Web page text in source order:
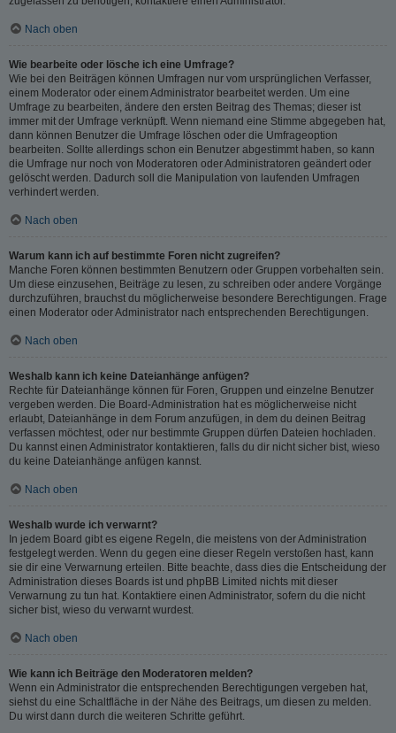
Nach oben
Wie bearbeite oder lösche ich eine Umfrage?
Wie bei den Beiträgen können Umfragen nur vom ursprünglichen Verfasser,
einem Moderator oder einem Administrator bearbeitet werden. Um eine
Umfrage zu bearbeiten, ändere den ersten Beitrag des Themas; dieser ist
immer mit der Umfrage verknüpft. Wenn niemand eine Stimme abgegeben hat,
dann können Benutzer die Umfrage löschen oder die Umfrageoption
bearbeiten. Sollte allerdings schon ein Benutzer abgestimmt haben, so kann
die Umfrage nur noch von Moderatoren oder Administratoren geändert oder
gelöscht werden. Dadurch soll die Manipulation von laufenden Umfragen
verhindert werden.
Nach oben
Warum kann ich auf bestimmte Foren nicht zugreifen?
Manche Foren können bestimmten Benutzern oder Gruppen vorbehalten sein.
Um diese einzusehen, Beiträge zu lesen, zu schreiben oder andere Vorgänge
durchzuführen, brauchst du möglicherweise besondere Berechtigungen. Frage
einen Moderator oder Administrator nach entsprechenden Berechtigungen.
Nach oben
Weshalb kann ich keine Dateianhänge anfügen?
Rechte für Dateianhänge können für Foren, Gruppen und einzelne Benutzer
vergeben werden. Die Board-Administration hat es möglicherweise nicht
erlaubt, Dateianhänge in dem Forum anzufügen, in dem du deinen Beitrag
verfassen möchtest, oder nur bestimmte Gruppen dürfen Dateien hochladen.
Du kannst einen Administrator kontaktieren, falls du dir nicht sicher bist, wieso
du keine Dateianhänge anfügen kannst.
Nach oben
Weshalb wurde ich verwarnt?
In jedem Board gibt es eigene Regeln, die meistens von der Administration
festgelegt werden. Wenn du gegen eine dieser Regeln verstoßen hast, kann
sie dir eine Verwarnung erteilen. Bitte beachte, dass dies die Entscheidung der
Administration dieses Boards ist und phpBB Limited nichts mit dieser
Verwarnung zu tun hat. Kontaktiere einen Administrator, sofern du die nicht
sicher bist, wieso du verwarnt wurdest.
Nach oben
Wie kann ich Beiträge den Moderatoren melden?
Wenn ein Administrator die entsprechenden Berechtigungen vergeben hat,
siehst du eine Schaltfläche in der Nähe des Beitrags, um diesen zu melden.
Du wirst dann durch die weiteren Schritte geführt.